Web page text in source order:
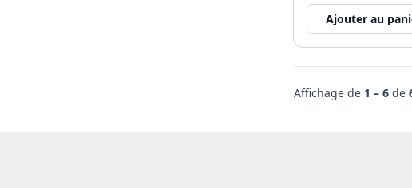
Ajouter au
Affichage de 1 – 6 de